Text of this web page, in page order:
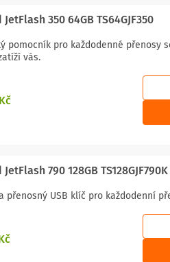
350 64GB TS64GJF350
pomocník pro každodenné přenosy
vás.
790 128GB TS128GJF790K
přenosný USB klíč pro každodenní